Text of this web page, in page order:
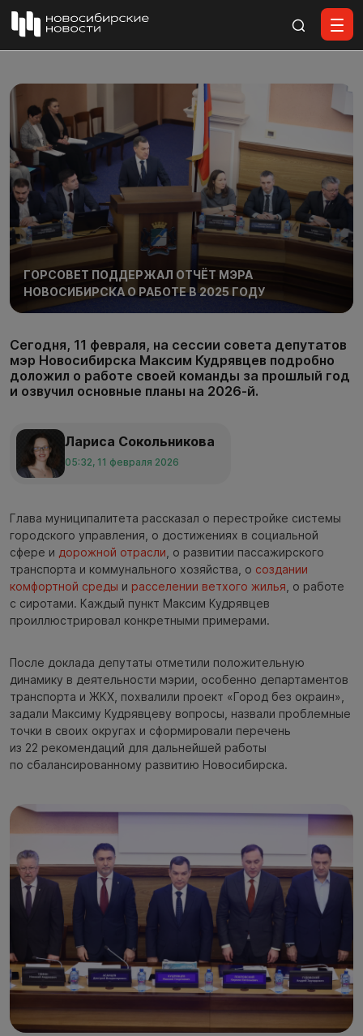
ГОРСОВЕТ ПОДДЕРЖАЛ ОТЧЁТ МЭРА
НОВОСИБИРСКА О РАБОТЕ В 2025 ГОДУ
Сегодня, 11 февраля, на сессии совета депутатов
мэр Новосибирска Максим Кудрявцев подробно
доложил о работе своей команды за прошлый год
и озвучил основные планы на 2026-й.
Лариса Сокольникова
05:32, 11 февраля 2026
Глава муниципалитета рассказал о перестройке системы
городского управления, о достижениях в социальной
сфере и дорожной отрасли , о развитии пассажирского
транспорта и коммунального хозяйства, о создании
комфортной среды и расселении ветхого жилья , о работе
с сиротами. Каждый пункт Максим Кудрявцев
проиллюстрировал конкретными примерами.
После доклада депутаты отметили положительную
динамику в деятельности мэрии, особенно департаментов
транспорта и ЖКХ, похвалили проект «Город без окраин»,
задали Максиму Кудрявцеву вопросы, назвали проблемные
точки в своих округах и сформировали перечень
из 22 рекомендаций для дальнейшей работы
по сбалансированному развитию Новосибирска.